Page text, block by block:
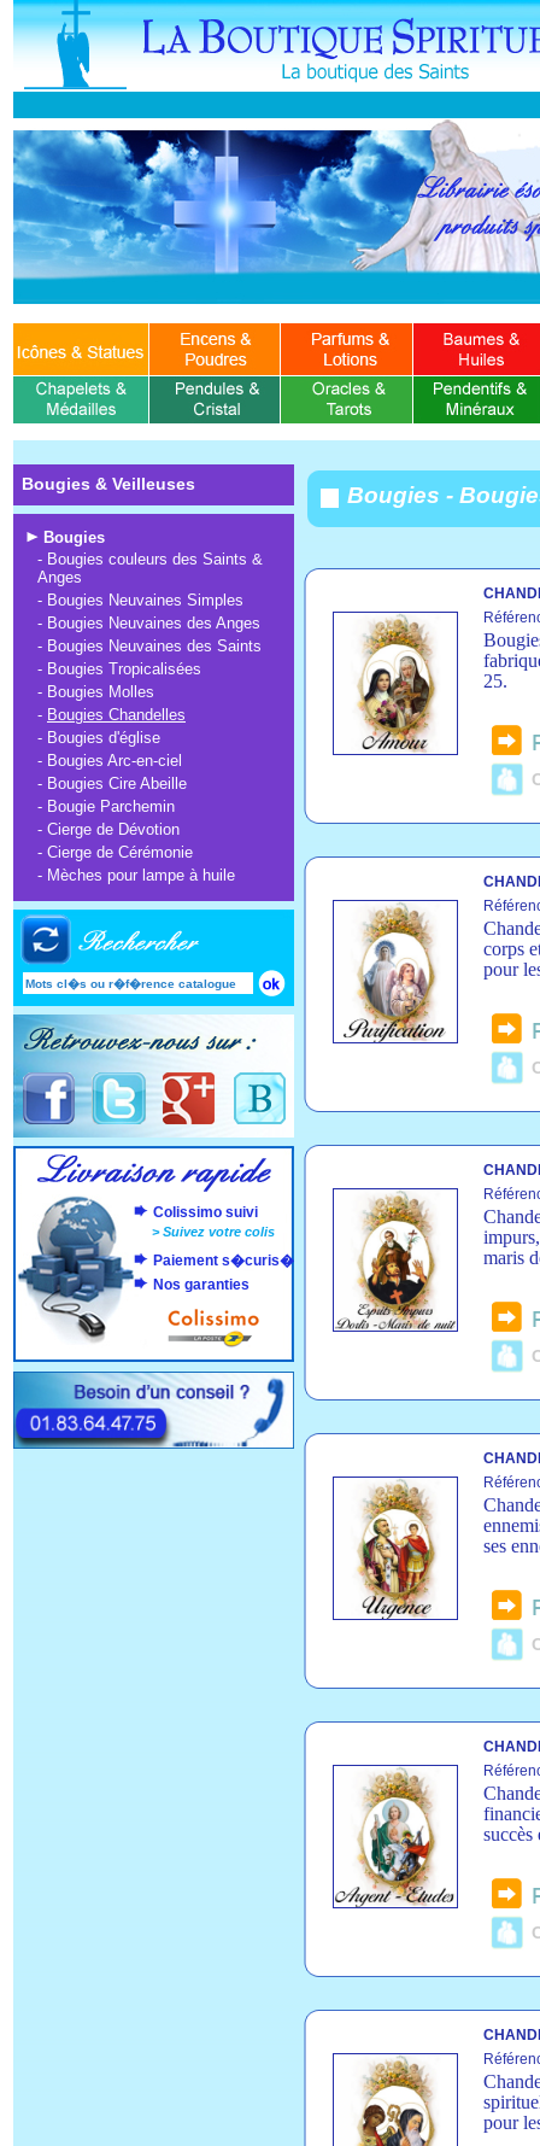
Bougies & Veilleuses
Bougies
- Bougies couleurs des Saints &
Anges
- Bougies Neuvaines Simples
- Bougies Neuvaines des Anges
- Bougies Neuvaines des Saints
- Bougies Tropicalisées
- Bougies Molles
- Bougies Chandelles
- Bougies d'église
- Bougies Arc-en-ciel
- Bougies Cire Abeille
- Bougie Parchemin
- Cierge de Dévotion
- Cierge de Cérémonie
- Mèches pour lampe à huile
Colissimo suivi
>Suivez votre colis
Paiement s�curis�
Nos garanties
Bougies -
25.
corps
pour
maris
ses
succès
pour